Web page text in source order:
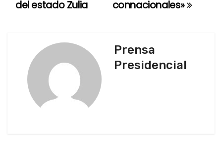
connacionales»
del estado Zulia
Prensa
Presidencial